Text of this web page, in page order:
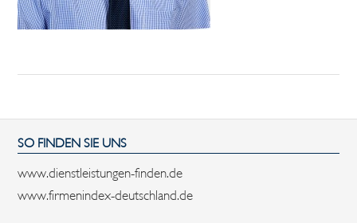
SO FINDEN SIE UNS
www.dienstleistungen-finden.de
www.firmenindex-deutschland.de